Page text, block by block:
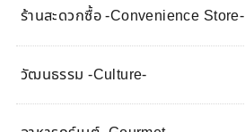
ร้านสะดวกซื้อ -Convenience Store-
วัฒนธรรม -Culture-